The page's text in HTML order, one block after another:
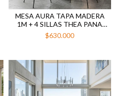
MESA AURA TAPA MADERA
1M + 4 SILLAS THEA PANA
GRIS BASE NEGRA
$630.000